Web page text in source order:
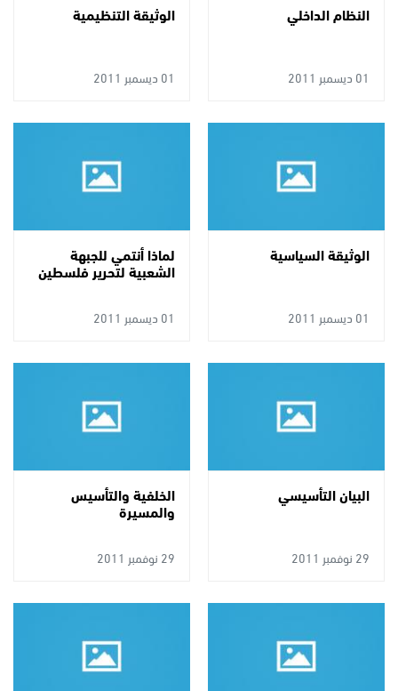
النظام الداخلي
01 ديسمبر 2011
الوثيقة التنظيمية
01 ديسمبر 2011
الوثيقة السياسية
01 ديسمبر 2011
لماذا أنتمي للجبهة
الشعبية لتحرير فلسطين
01 ديسمبر 2011
البيان التأسيسي
29 نوفمبر 2011
الخلفية والتأسيس
والمسيرة
29 نوفمبر 2011